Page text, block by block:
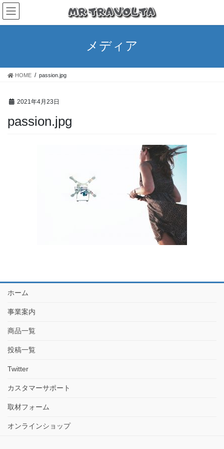
メディア
HOME passion.jpg
2021年4月23日
passion.jpg
ホーム
事業案内
商品一覧
投稿一覧
Twitter
カスタマーサポート
取材フォーム
オンラインショップ